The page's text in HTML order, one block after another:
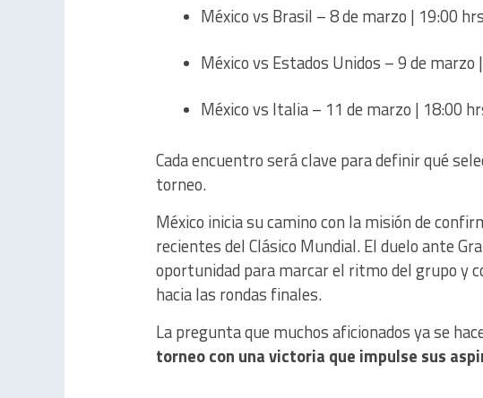
México vs Brasil – 8 de marzo | 19:00 hrs
México vs Estados Unidos – 9 de marzo
México vs Italia – 11 de marzo | 18:00
Cada encuentro será clave para definir qué
torneo.
México inicia su camino con la misión de
recientes del Clásico Mundial. El duelo ante
oportunidad para marcar el ritmo del grupo y
hacia las rondas finales.
La pregunta que muchos aficionados ya se
torneo con una victoria que impulse sus